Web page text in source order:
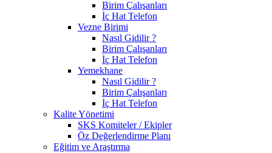
Birim Çalışanları
İç Hat Telefon
Vezne Birimi
Nasıl Gidilir ?
Birim Çalışanları
İç Hat Telefon
Yemekhane
Nasıl Gidilir ?
Birim Çalışanları
İç Hat Telefon
Kalite Yönetimi
SKS Komiteler / Ekipler
Öz Değerlendirme Planı
Eğitim ve Araştırma